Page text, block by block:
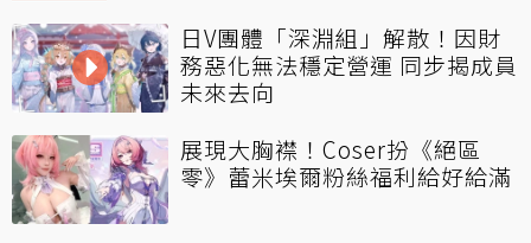
日V團體「深淵組」解散！因財
務惡化無法穩定營運 同步揭成員
未來去向
展現大胸襟！Coser扮《絕區
零》蕾米埃爾粉絲福利給好給滿